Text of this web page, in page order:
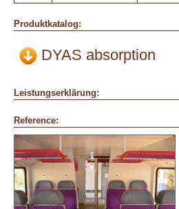
Produktkatalog:
DYAS absorption
Leistungserklärung:
Reference: